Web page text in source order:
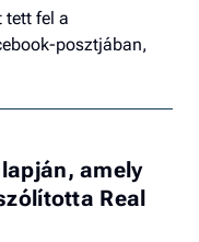
tett fel a
posztjában,
amely
Real